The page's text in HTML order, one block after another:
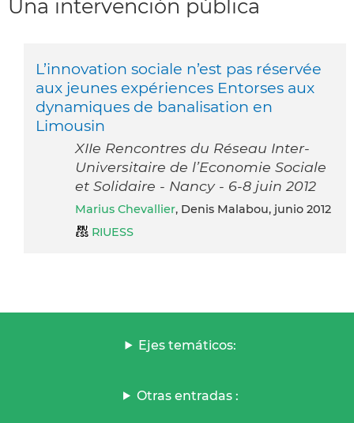
Una intervención pública
L’innovation sociale n’est pas réservée
aux jeunes expériences Entorses aux
dynamiques de banalisation en
Limousin
XIIe Rencontres du Réseau Inter-
Universitaire de l’Economie Sociale
et Solidaire - Nancy - 6-8 juin 2012
Marius Chevallier, Denis Malabou, junio 2012
RIUESS
Ejes temáticos:
Otras entradas :